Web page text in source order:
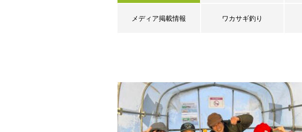
メディア掲載情報 ワカサギ釣り